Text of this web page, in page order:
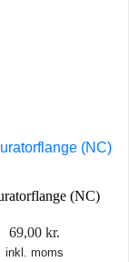
(NC)
69,00 kr.
inkl. moms